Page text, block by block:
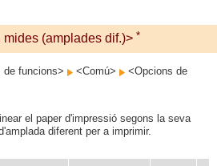
(amplades dif.)> *
de funcions> <Comú>
<Opcions de
el paper d'impressió segons la seva
diferent per a imprimir.